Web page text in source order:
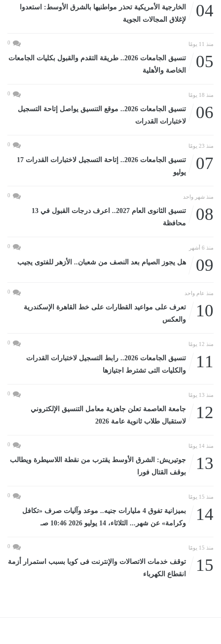
04
الخارجية الأمريكية تحذر مواطنيها بالشرق الأوسط: استعدوا
لإغلاق المجالات الجوية
منذ 11 يومًا 0
05
تنسيق الجامعات 2026.. طريقة التقدم والقبول بكليات الجامعات
الخاصة والأهلية
منذ 18 يومًا 0
06
تنسيق الجامعات 2026.. موقع التنسيق يواصل إتاحة التسجيل
لاختبارات القدرات
منذ 23 يومًا 0
07
تنسيق الجامعات 2026.. إتاحة التسجيل لاختبارات القدرات 17
يوليو
منذ شهر واحد 0
08
تنسيق الثانوى العام 2027.. اعرف درجات القبول في 13
محافظة
منذ 6 أشهر 0
09 هل يجوز الصيام بعد النصف من شعبان.. الأزهر للفتوى يجيب
منذ عام واحد 0
10
تعرف على مواعيد القطارات على خط القاهرة الإسكندرية
والعكس
منذ 12 يومًا 0
11
تنسيق الجامعات 2026.. رابط التسجيل لاختبارات القدرات
والكليات التى تشترط اجتيازها
منذ 13 يومًا 0
12
جامعة العاصمة تعلن جاهزية معامل التنسيق الإلكتروني
لاستقبال طلاب ثانوية عامة 2026
منذ 14 يومًا 0
13
جوتيريش: الشرق الأوسط يقترب من نقطة اللاسيطرة ويطالب
بوقف القتال فورا
منذ 15 يومًا 0
14
بميزانية تفوق 4 مليارات جنيه.. موعد وآليات صرف «تكافل
وكرامة» عن شهر... الثلاثاء، 14 يوليو 2026 10:46 صـ
منذ 15 يومًا 0
15
توقف خدمات الاتصالات والإنترنت فى كوبا بسبب استمرار أزمة
انقطاع الكهرباء